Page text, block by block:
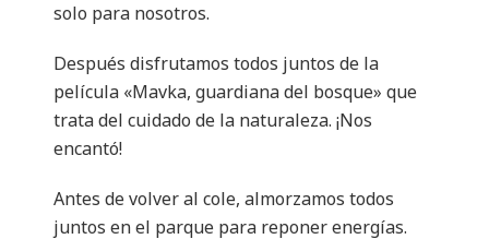
solo para nosotros.
Después disfrutamos todos juntos de la
película «Mavka, guardiana del bosque» que
trata del cuidado de la naturaleza. ¡Nos
encantó!
Antes de volver al cole, almorzamos todos
juntos en el parque para reponer energías.